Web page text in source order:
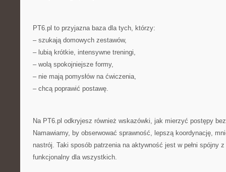
PT6.pl to przyjazna baza dla tych, którzy:
– szukają domowych zestawów,
– lubią krótkie, intensywne treningi,
– wolą spokojniejsze formy,
– nie mają pomysłów na ćwiczenia,
– chcą poprawić postawę.
Na PT6.pl odkryjesz również wskazówki, jak mierzyć postępy
Namawiamy, by obserwować sprawność, lepszą koordynację,
nastrój. Taki sposób patrzenia na aktywność jest w pełni spójny
funkcjonalny dla wszystkich.